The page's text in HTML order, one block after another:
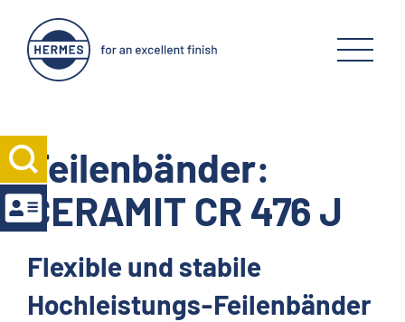
Feilenbänder:
CERAMIT CR 476 J
Flexible und stabile
Hochleistungs-Feilenbänder